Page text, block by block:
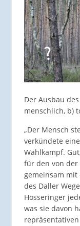
Der Ausbau
menschlich, b)
„Der Mensch
verkündete
Wahlkampf.
für den von der
gemeinsam mit
des Daller
Hösseringer
was sie davon